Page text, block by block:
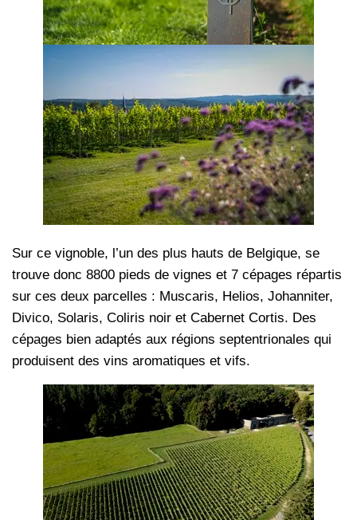
Sur ce vignoble, l’un des plus hauts de Belgique, se
trouve donc 8800 pieds de vignes et 7 cépages répartis
sur ces deux parcelles : Muscaris, Helios, Johanniter,
Divico, Solaris, Coliris noir et Cabernet Cortis. Des
cépages bien adaptés aux régions septentrionales qui
produisent des vins aromatiques et vifs.